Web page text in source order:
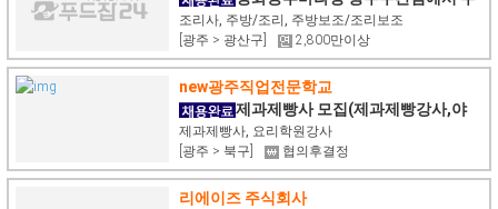
방,홀직원 모집합니다.
조리사, 주방/조리, 주방보조/조리보조
[광주 > 광산구]
2,800만이상
new광주직업전문학교
제과제빵사 모집(제과제빵강사,야
간,주말근무가능자)
제과제빵사, 요리학원강사
[광주 > 북구]
협의후결정
리에이즈 주식회사